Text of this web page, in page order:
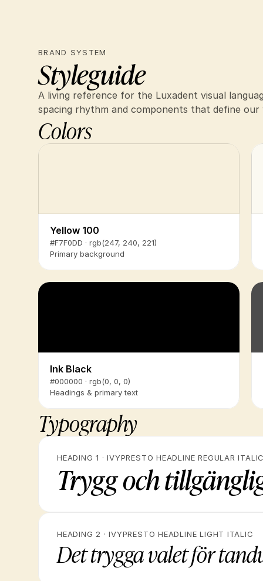
BRAND SYSTEM
Styleguide
A living reference for the Luxadent visual
spacing rhythm and components that define our
Colors
Yellow 100
#F7F0DD · rgb(247, 240, 221)
Primary background
Ink Black
#000000 · rgb(0, 0, 0)
Headings & primary text
Typography
HEADING 1 · IVYPRESTO HEADLINE REGULAR
Trygg och
HEADING 2 · IVYPRESTO HEADLINE LIGHT ITALIC
Det trygga valet för